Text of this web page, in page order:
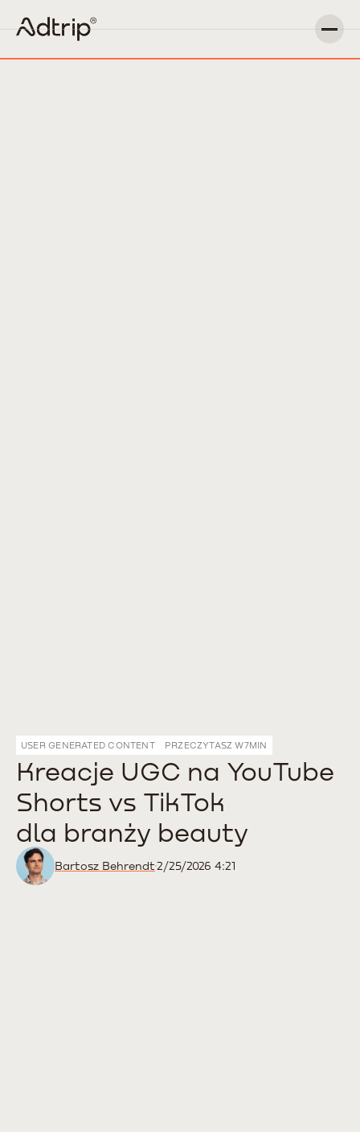
USER GENERATED CONTENT PRZECZYTASZ W7MIN
Kreacje UGC na YouTube
Shorts vs TikTok
dla branży beauty
Bartosz Behrendt2/25/2026 4:21